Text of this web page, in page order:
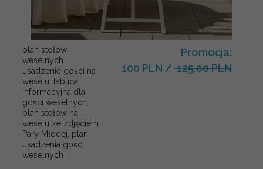
plan stołów
weselnych
usadzenie gości na
weselu, tablica
informacyjna dla
gości weselnych,
plan stołów na
weselu ze zdjęciem
Pary Młodej, plan
usadzenia gości
weselnych
Promocja:
100 PLN / 125.00 PLN